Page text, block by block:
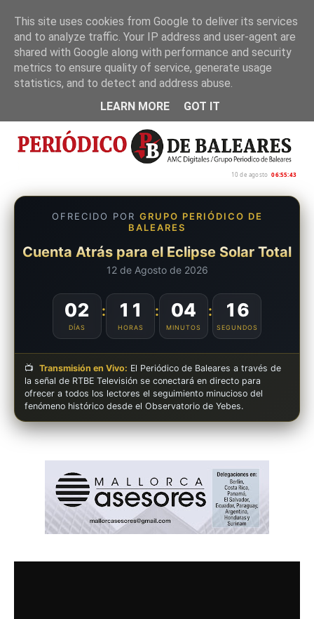
Inicio Nosotros Política de privacidad
10 de agosto 06:55:44
OFRECIDO POR GRUPO PERIÓDICO DE
BALEARES
Cuenta Atrás para el Eclipse Solar Total
12 de Agosto de 2026
02
DÍAS
: 11
HORAS
: 04
MINUTOS
: 15
SEGUNDOS
📺 Transmisión en Vivo: El Periódico de Baleares a través de
la señal de RTBE Televisión se conectará en directo para
ofrecer a todos los lectores el seguimiento minucioso del
fenómeno histórico desde el Observatorio de Yebes.
This site uses cookies from Google to deliver its services
and to analyze traffic. Your IP address and user-agent are
shared with Google along with performance and security
metrics to ensure quality of service, generate usage
statistics, and to detect and address abuse.
LEARN MORE
GOT IT